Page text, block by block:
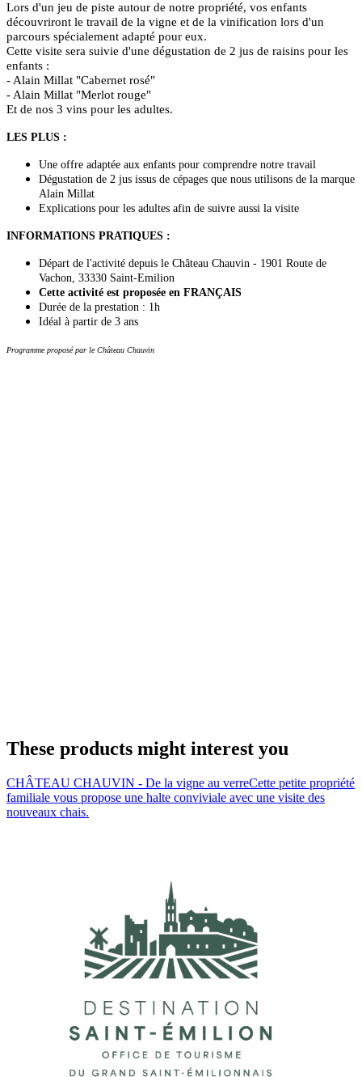
Lors d'un jeu de piste autour de notre propriété, vos enfants
découvriront le travail de la vigne et de la vinification lors d'un
parcours spécialement adapté pour eux.
Cette visite sera suivie d'une dégustation de 2 jus de raisins pour les
enfants :
- Alain Millat "Cabernet rosé"
- Alain Millat "Merlot rouge"
Et de nos 3 vins pour les adultes.
LES PLUS :
Une offre adaptée aux enfants pour comprendre notre travail
Dégustation de 2 jus issus de cépages que nous utilisons de la marque
Alain Millat
Explications pour les adultes afin de suivre aussi la visite
INFORMATIONS PRATIQUES :
Départ de l'activité depuis le Château Chauvin - 1901 Route de
Vachon, 33330 Saint-Emilion
Cette activité est proposée en FRANÇAIS
Durée de la prestation : 1h
Idéal à partir de 3 ans
Programme proposé par le Château Chauvin
These products might interest you
CHÂTEAU CHAUVIN - De la vigne au verreCette petite propriété
familiale vous propose une halte conviviale avec une visite des
nouveaux chais.